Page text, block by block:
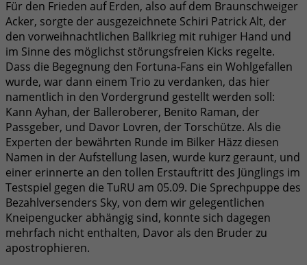
Für den Frieden auf Erden, also auf dem Braunschweiger
Acker, sorgte der ausgezeichnete Schiri Patrick Alt, der
den vorweihnachtlichen Ballkrieg mit ruhiger Hand und
im Sinne des möglichst störungsfreien Kicks regelte.
Dass die Begegnung den Fortuna-Fans ein Wohlgefallen
wurde, war dann einem Trio zu verdanken, das hier
namentlich in den Vordergrund gestellt werden soll:
Kann Ayhan, der Balleroberer, Benito Raman, der
Passgeber, und Davor Lovren, der Torschütze. Als die
Experten der bewährten Runde im Bilker Häzz diesen
Namen in der Aufstellung lasen, wurde kurz geraunt, und
einer erinnerte an den tollen Erstauftritt des Jünglings im
Testspiel gegen die TuRU am 05.09. Die Sprechpuppe des
Bezahlversenders Sky, von dem wir gelegentlichen
Kneipengucker abhängig sind, konnte sich dagegen
mehrfach nicht enthalten, Davor als den Bruder zu
apostrophieren.